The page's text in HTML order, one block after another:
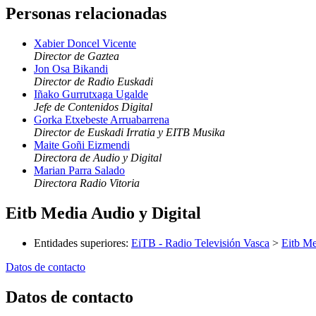
Personas relacionadas
Xabier Doncel Vicente
Director de Gaztea
Jon Osa Bikandi
Director de Radio Euskadi
Iñako Gurrutxaga Ugalde
Jefe de Contenidos Digital
Gorka Etxebeste Arruabarrena
Director de Euskadi Irratia y EITB Musika
Maite Goñi Eizmendi
Directora de Audio y Digital
Marian Parra Salado
Directora Radio Vitoria
Eitb Media Audio y Digital
Entidades superiores: EiTB - Radio Televisión Vasca > Eitb
Datos de contacto
Datos de contacto